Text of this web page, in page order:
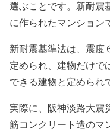
選ぶことです。新耐震
に作られたマンション
新耐震基準法は、震度
定められ、建物だけで
できる建物と定められ
実際に、阪神淡路大震
筋コンクリート造のマ